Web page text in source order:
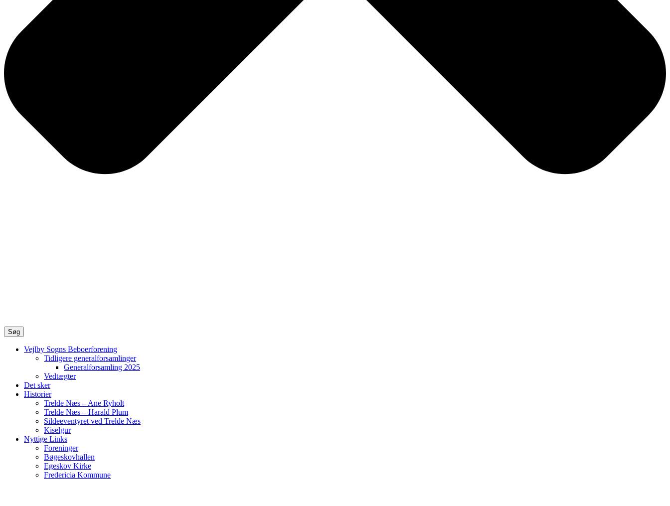
Søg
Vejlby Sogns Beboerforening
Tidligere generalforsamlinger
Generalforsamling 2025
Vedtægter
Det sker
Historier
Trelde Næs – Ane Ryholt
Trelde Næs – Harald Plum
Sildeeventyret ved Trelde Næs
Kiselgur
Nyttige Links
Foreninger
Bøgeskovhallen
Egeskov Kirke
Fredericia Kommune